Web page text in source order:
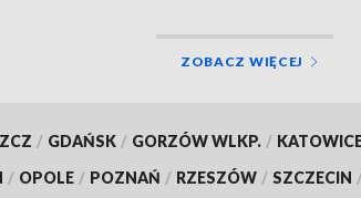
ZOBACZ WIĘCEJ
/ GDAŃSK / GORZÓW WLKP. /
/ OPOLE / POZNAŃ / RZESZÓW / SZCZECIN